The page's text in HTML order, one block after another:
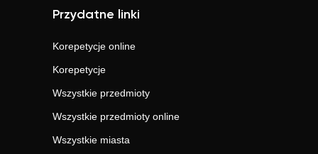
Przydatne linki
Korepetycje online
Korepetycje
Wszystkie przedmioty
Wszystkie przedmioty online
Wszystkie miasta